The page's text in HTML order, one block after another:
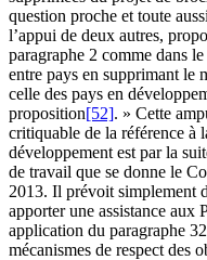
question proche et toute
l’appui de deux autres,
paragraphe 2 comme dans
entre pays en supprimant le
celle des pays en
proposition[52]. » Cette
critiquable de la référence à
développement est par la
de travail que se donne le
2013. Il prévoit simplement
apporter une assistance aux
application du paragraphe
mécanismes de respect des